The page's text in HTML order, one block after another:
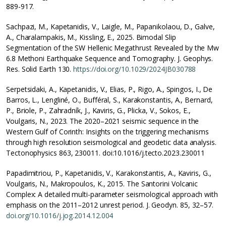
889-917.
Sachpazi, M., Kapetanidis, V., Laigle, M., Papanikolaou, D., Galve,
A., Charalampakis, M., Kissling, E., 2025. Bimodal Slip
Segmentation of the SW Hellenic Megathrust Revealed by the Mw
6.8 Methoni Earthquake Sequence and Tomography. J. Geophys.
Res. Solid Earth 130.https://doi.org/10.1029/2024JB030788
Serpetsidaki, A., Kapetanidis, V., Elias, P., Rigo, A., Spingos, I., De
Barros, L., Lengliné, O., Bufféral, S., Karakonstantis, A., Bernard,
P., Briole, P., Zahradník, J., Kaviris, G., Plicka, V., Sokos, E.,
Voulgaris, N., 2023. The 2020–2021 seismic sequence in the
Western Gulf of Corinth: Insights on the triggering mechanisms
through high resolution seismological and geodetic data analysis.
Tectonophysics 863, 230011. doi:10.1016/j.tecto.2023.230011
Papadimitriou, P., Kapetanidis, V., Karakonstantis, A., Kaviris, G.,
Voulgaris, N., Makropoulos, K., 2015. The Santorini Volcanic
Complex: A detailed multi-parameter seismological approach with
emphasis on the 2011–2012 unrest period. J. Geodyn. 85, 32–57.
doi.org/10.1016/j.jog.2014.12.004